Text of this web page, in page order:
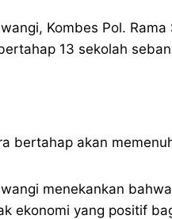
Kombes Pol.
13 sekolah
bertahap akan
menekankan
ekonomi yang positif